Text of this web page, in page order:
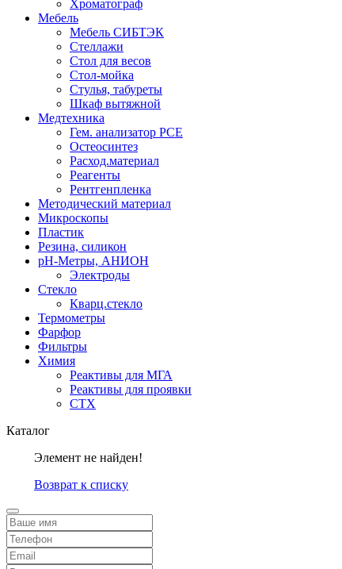
Хроматограф
Мебель
Мебель СИБТЭК
Стеллажи
Стол для весов
Стол-мойка
Стулья, табуреты
Шкаф вытяжной
Медтехника
Гем. анализатор РСЕ
Остеосинтез
Расход.материал
Реагенты
Рентгенпленка
Методический материал
Микроскопы
Пластик
Резина, силикон
рН-Метры, АНИОН
Электроды
Стекло
Кварц.стекло
Термометры
Фарфор
Фильтры
Химия
Реактивы для МГА
Реактивы для проявки
СТХ
Каталог
Элемент не найден!
Возврат к списку